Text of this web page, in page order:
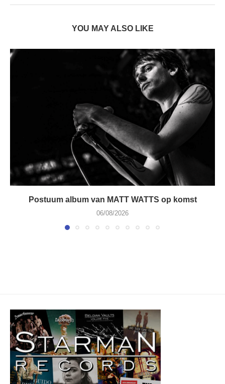
YOU MAY ALSO LIKE
Postuum album van MATT WATTS op komst
06/08/2026